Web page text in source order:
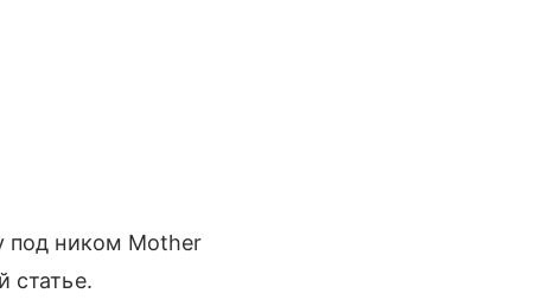
под ником Mother
статье.